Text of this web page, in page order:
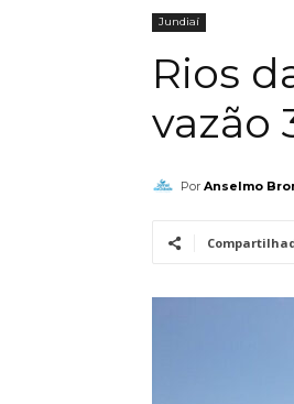
Jundiaí
Rios
vazão
Por Anselmo